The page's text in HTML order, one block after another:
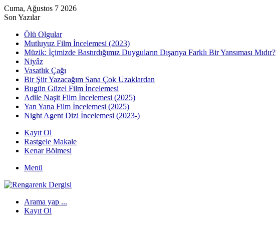
Cuma, Ağustos 7 2026
Son Yazılar
Ölü Olgular
Mutluyuz Film İncelemesi (2023)
Müzik: İçimizde Bastırdığımız Duyguların Dışarıya Farklı Bir Yansıması Mıdır?
Niyâz
Vasatlık Çağı
Bir Şiir Yazacağım Sana Çok Uzaklardan
Bugün Güzel Film İncelemesi
Adile Naşit Film İncelemesi (2025)
Yan Yana Film İncelemesi (2025)
Night Agent Dizi İncelemesi (2023-)
Kayıt Ol
Rastgele Makale
Kenar Bölmesi
Menü
Arama yap ...
Kayıt Ol